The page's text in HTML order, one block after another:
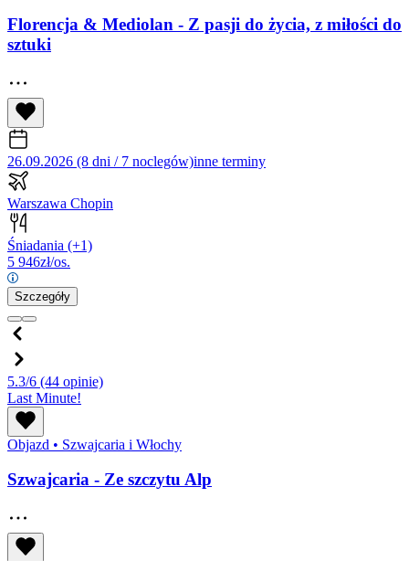
Florencja & Mediolan - Z pasji do życia, z miłości do
sztuki
26.09.2026 (8 dni / 7 noclegów)inne terminy
Warszawa Chopin
Śniadania (+1)
5 946zł/os.
Szczegóły
5.3/6 (44 opinie)
Last Minute!
Objazd • Szwajcaria i Włochy
Szwajcaria - Ze szczytu Alp